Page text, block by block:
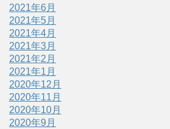
2021年6月
2021年5月
2021年4月
2021年3月
2021年2月
2021年1月
2020年12月
2020年11月
2020年10月
2020年9月